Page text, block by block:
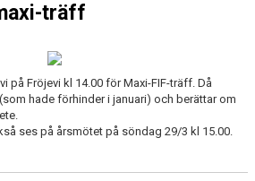
träff
på Fröjevi kl 14.00 för Maxi-FIF-träff. Då
hade förhinder i januari) och berättar om
ses på årsmötet på söndag 29/3 kl 15.00.